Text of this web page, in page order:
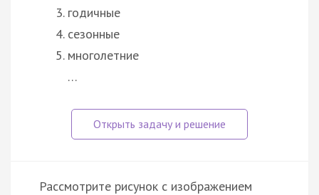
годичные
сезонные
многолетние
…
Рассмотрите рисунок с изображением